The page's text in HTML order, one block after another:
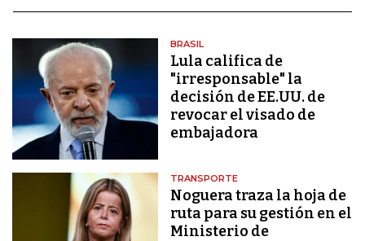
BRASIL
Lula califica de
"irresponsable" la
decisión de EE.UU. de
revocar el visado de
embajadora
TRANSPORTE
Noguera traza la hoja de
ruta para su gestión en el
Ministerio de